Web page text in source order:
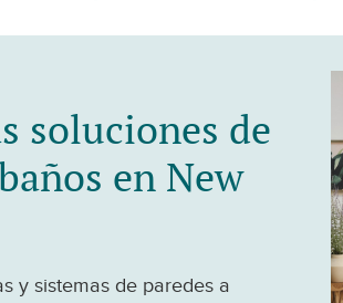
soluciones de
en New
y sistemas de paredes a